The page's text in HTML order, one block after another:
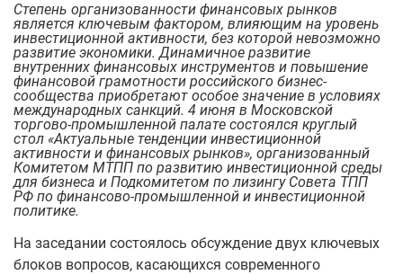
Степень организованности финансовых рынков
является ключевым фактором, влияющим на уровень
инвестиционной активности, без которой невозможно
развитие экономики. Динамичное развитие
внутренних финансовых инструментов и повышение
финансовой грамотности российского бизнес-
сообщества приобретают особое значение в условиях
международных санкций. 4 июня в Московской
торгово-промышленной палате состоялся круглый
стол «Актуальные тенденции инвестиционной
активности и финансовых рынков», организованный
Комитетом МТПП по развитию инвестиционной среды
для бизнеса и Подкомитетом по лизингу Совета ТПП
РФ по финансово-промышленной и инвестиционной
политике.
На заседании состоялось обсуждение двух ключевых
блоков вопросов, касающихся современного